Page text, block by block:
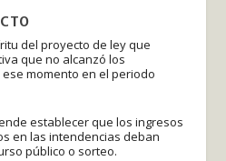
del proyecto de ley que
que no alcanzó los
momento en el periodo
establecer que los ingresos
en las intendencias deban
público o sorteo.